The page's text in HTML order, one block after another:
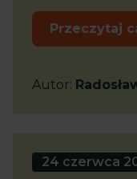
Przeczytaj
Autor:
24 czerwca